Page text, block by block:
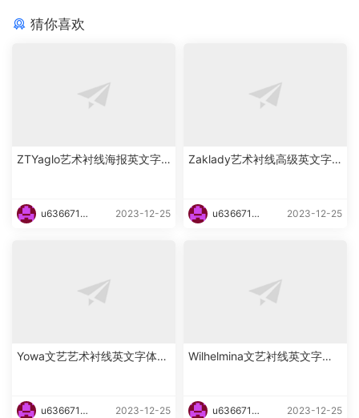
猜你喜欢
ZTYaglo艺术衬线海报英文字
u6366719
2023-12-25
Zaklady艺术衬线高级英文字
u6366719
2023-12-25
Yowa文艺艺术衬线英文字体下
u6366719
2023-12-25
Wilhelmina文艺衬线英文字体
u6366719
2023-12-25